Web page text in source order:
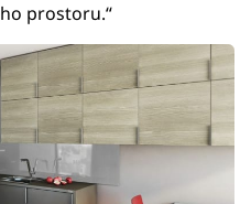
prostoru.“